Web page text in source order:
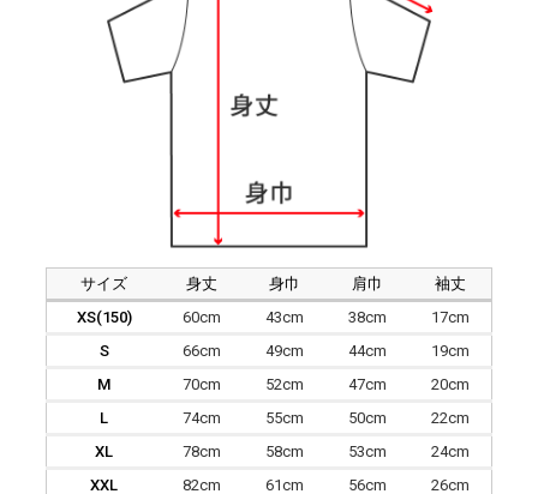
サイズ 身丈 身巾 肩巾
袖丈
XS(150)
60cm 43cm 38cm
17cm
S
66cm 49cm 44cm
19cm
M
70cm 52cm 47cm
20cm
L
74cm 55cm 50cm
22cm
XL
78cm 58cm 53cm
24cm
XXL
82cm 61cm 56cm 26cm